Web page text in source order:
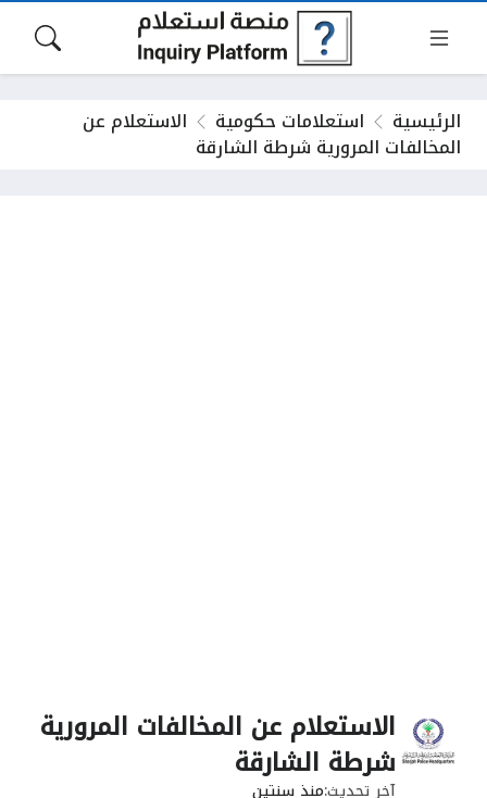
الرئيسية استعلامات حكومية الاستعلام عن
المخالفات المرورية شرطة الشارقة
الاستعلام عن المخالفات المرورية
شرطة الشارقة
آخر تحديثمنذ سنتين